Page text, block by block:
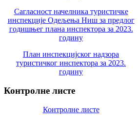
Сагласност начелника туристичке
инспекције Одељења Ниш за предлог
годишњег плана инспектора за 2023.
годину
План инспекцијског надзора
туристичког инспектора за 2023.
годину
Контролне листе
Контролне листе